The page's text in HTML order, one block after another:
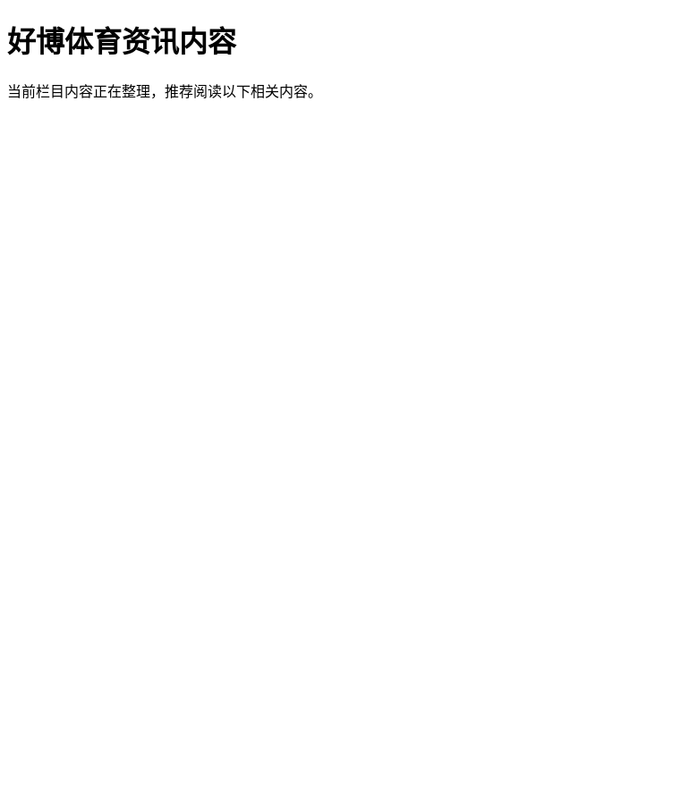
好博体育资讯内容
当前栏目内容正在整理，推荐阅读以下相关内容。